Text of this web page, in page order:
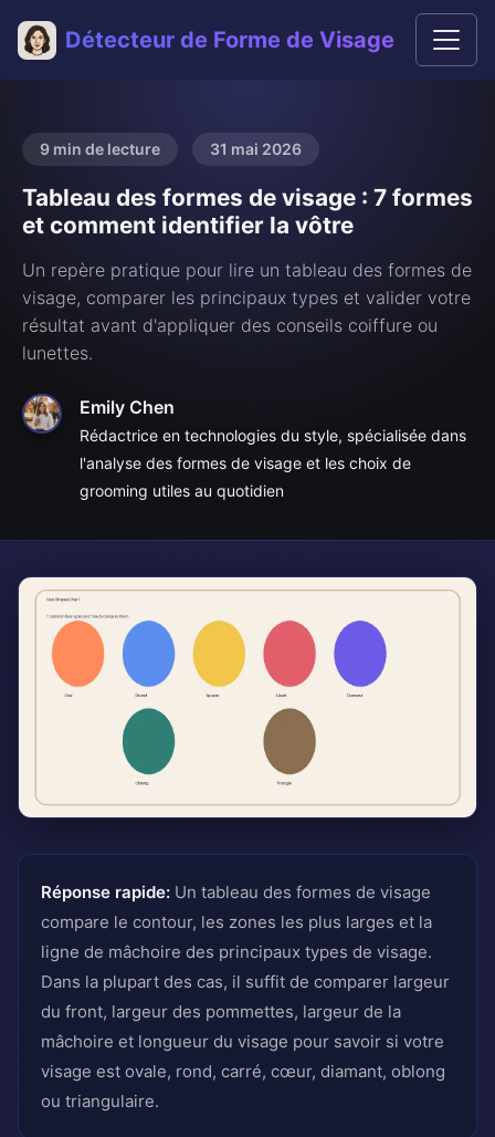
Détecteur de Forme de Visage
9 min de lecture 31 mai 2026
Tableau des formes de visage : 7 formes
et comment identifier la vôtre
Un repère pratique pour lire un tableau des formes de
visage, comparer les principaux types et valider votre
résultat avant d'appliquer des conseils coiffure ou
lunettes.
Emily Chen
Rédactrice en technologies du style, spécialisée dans
l'analyse des formes de visage et les choix de
grooming utiles au quotidien
Réponse rapide: Un tableau des formes de visage
compare le contour, les zones les plus larges et la
ligne de mâchoire des principaux types de visage.
Dans la plupart des cas, il suffit de comparer largeur
du front, largeur des pommettes, largeur de la
mâchoire et longueur du visage pour savoir si votre
visage est ovale, rond, carré, cœur, diamant, oblong
ou triangulaire.